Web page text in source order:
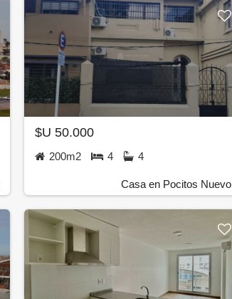
$U 50.000
200m2 4 4
Casa en Pocitos Nuevo